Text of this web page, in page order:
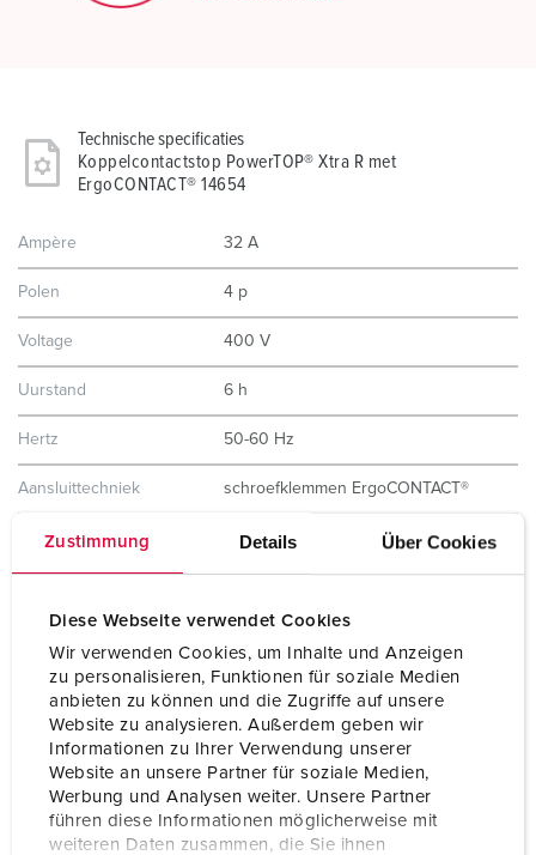
Zustimmung Details Über Cookies
Diese Webseite verwendet Cookies
Wir verwenden Cookies, um Inhalte und Anzeigen
zu personalisieren, Funktionen für soziale Medien
anbieten zu können und die Zugriffe auf unsere
Website zu analysieren. Außerdem geben wir
Informationen zu Ihrer Verwendung unserer
Website an unsere Partner für soziale Medien,
Werbung und Analysen weiter. Unsere Partner
führen diese Informationen möglicherweise mit
weiteren Daten zusammen, die Sie ihnen
Technische specificaties
Koppelcontactstop PowerTOP® Xtra R met
ErgoCONTACT® 14654
Ampère 32 A
Polen 4 p
Voltage 400 V
Uurstand 6 h
Hertz 50-60 Hz
Aansluittechniek schroefklemmen ErgoCONTACT®
Contacten
vernikkelde contacten
X-CONTACT®
Beschermingsgraad IP67 / IP69
Gewicht 460 g
Certificeringen VDE